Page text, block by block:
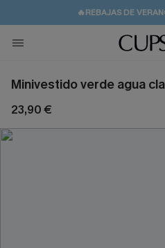
👒PROMOCIÓN DE VERANO:
💌¡SUSCRIBIRSE &
🚚ENVÍO GRATUITO A
Minivestido verde agua
23,90 €